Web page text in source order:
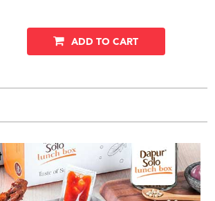
ADD TO CART